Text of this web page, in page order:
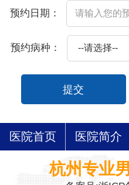
预约日期：
预约病种：
提交
医院首页 医院简介
杭州专业